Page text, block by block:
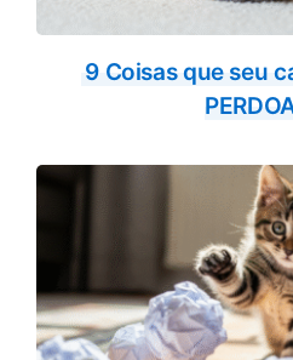
9 Coisas que seu